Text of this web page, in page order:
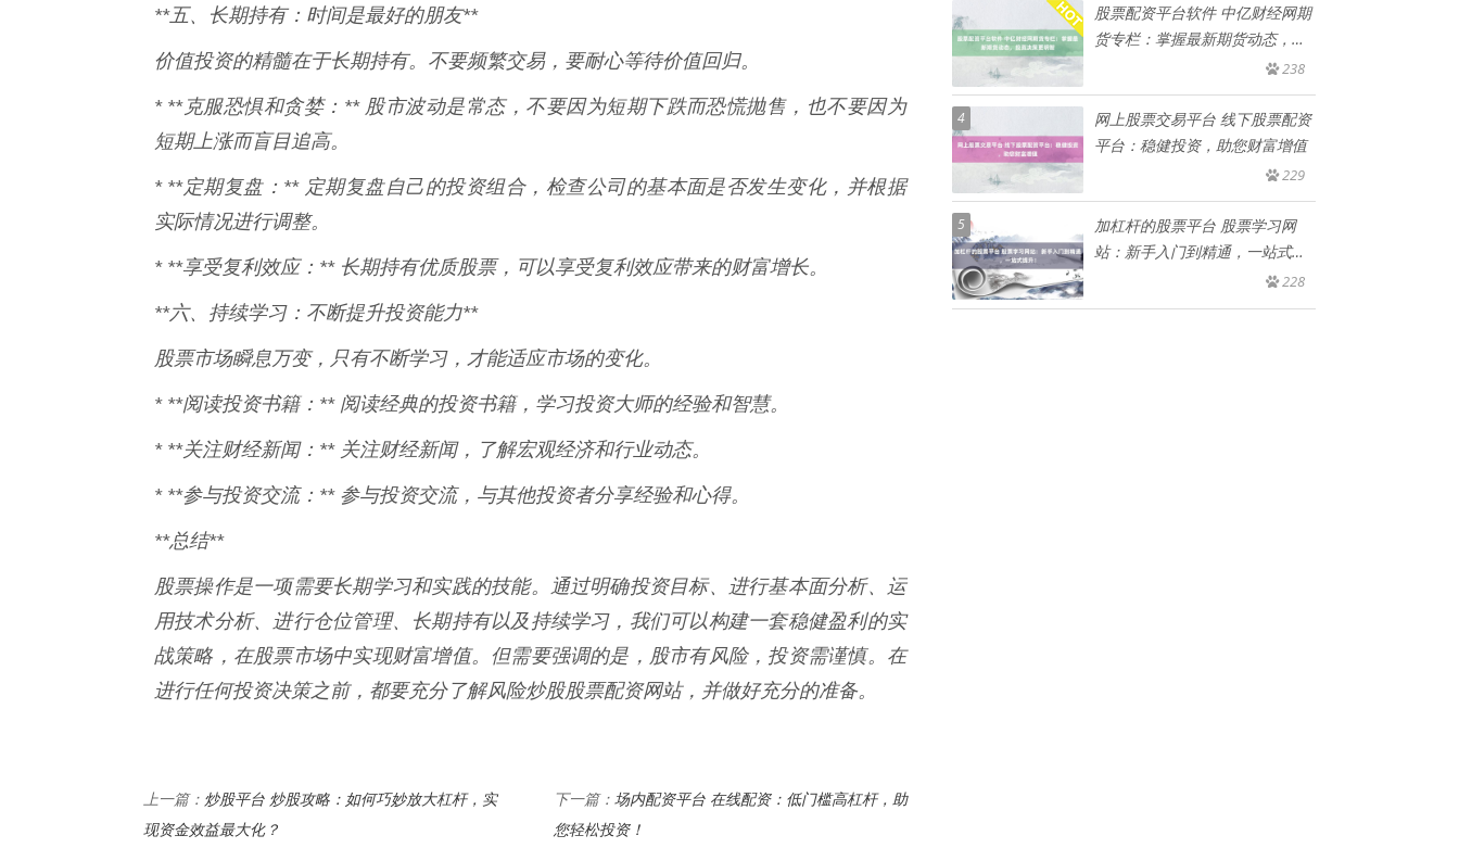
**五、长期持有：时间是最好的朋友**
价值投资的精髓在于长期持有。不要频繁交易，要耐心等待价值回归。
* **克服恐惧和贪婪：** 股市波动是常态，不要因为短期下跌而恐慌抛售，也不要因为
短期上涨而盲目追高。
* **定期复盘：** 定期复盘自己的投资组合，检查公司的基本面是否发生变化，并根据
实际情况进行调整。
* **享受复利效应：** 长期持有优质股票，可以享受复利效应带来的财富增长。
**六、持续学习：不断提升投资能力**
股票市场瞬息万变，只有不断学习，才能适应市场的变化。
* **阅读投资书籍：** 阅读经典的投资书籍，学习投资大师的经验和智慧。
* **关注财经新闻：** 关注财经新闻，了解宏观经济和行业动态。
* **参与投资交流：** 参与投资交流，与其他投资者分享经验和心得。
**总结**
股票操作是一项需要长期学习和实践的技能。通过明确投资目标、进行基本面分析、运
用技术分析、进行仓位管理、长期持有以及持续学习，我们可以构建一套稳健盈利的实
战策略，在股票市场中实现财富增值。但需要强调的是，股市有风险，投资需谨慎。在
进行任何投资决策之前，都要充分了解风险炒股股票配资网站，并做好充分的准备。
上一篇： 炒股平台 炒股攻略：如何巧妙放大杠杆，实
现资金效益最大化？
下一篇： 场内配资平台 在线配资：低门槛高杠杆，助
您轻松投资！
股票配资平台软件 中亿财经网期
货专栏：掌握最新期货动态，投
238
4
网上股票交易平台 线下股票配资
平台：稳健投资，助您财富增值
229
5
加杠杆的股票平台 股票学习网
站：新手入门到精通，一站式提
228